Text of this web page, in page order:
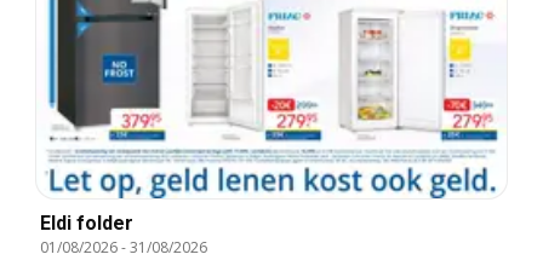
Eldi folder
01/08/2026-31/08/2026